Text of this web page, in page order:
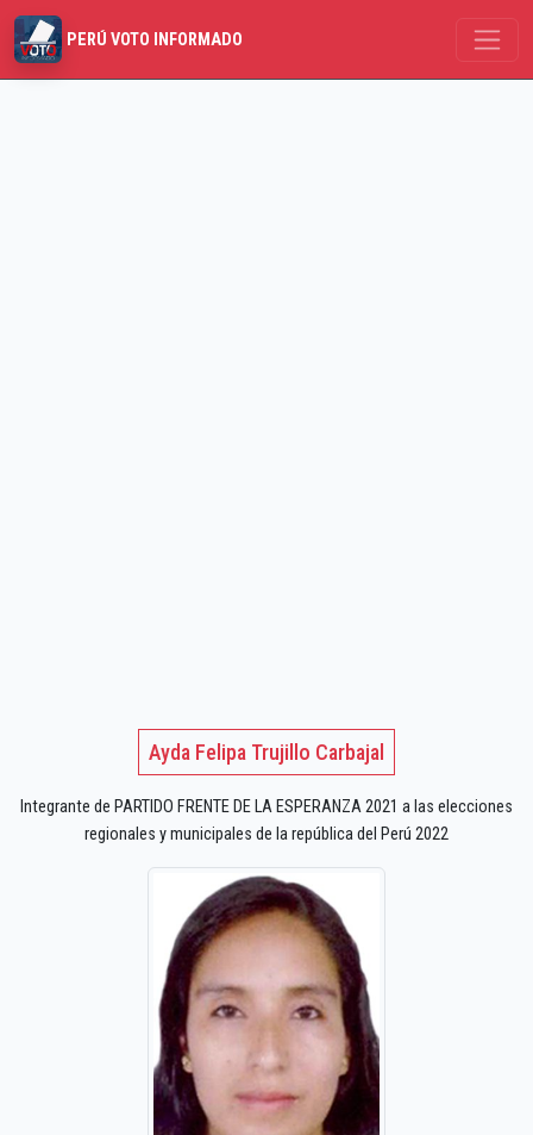
PERÚ VOTO INFORMADO
Ayda Felipa Trujillo Carbajal
Integrante de PARTIDO FRENTE DE LA ESPERANZA 2021 a las elecciones
regionales y municipales de la república del Perú 2022